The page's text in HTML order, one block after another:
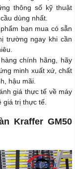
thông số kỹ thuật
dùng nhất.
bạn mua có sẵn
trường ngay khi cần
chính hãng, hãy
minh xuất xứ, chất
hậu mãi.
giá thực tế về máy
trị thực tế.
Kraffer GM50